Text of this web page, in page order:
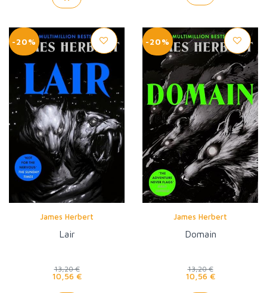
-20%
James Herbert
Lair
13,20 €
10,56 €
-20%
James Herbert
Domain
13,20 €
10,56 €